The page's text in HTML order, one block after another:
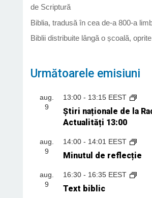
de Scriptură
Biblia, tradusă în cea de-a 800-a
Biblii distribuite lângă o școală,
Următoarele emisiuni
aug.
9
13:00- 13:15 EEST
Știri naționale de la
Actualități 13:00
aug.
9
14:00- 14:01 EEST
Minutul de reflecție
aug.
9
16:30- 16:35 EEST
Text biblic